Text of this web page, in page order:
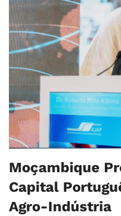
Moçambique
Capital
Agro-Indústria